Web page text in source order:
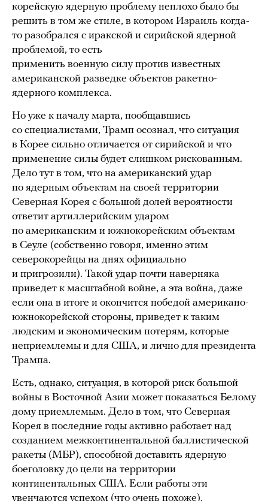
корейскую ядерную проблему неплохо было бы
решить в том же стиле, в котором Израиль когда-
то разобрался с иракской и сирийской ядерной
проблемой, то есть
применить военную силу против известных
американской разведке объектов ракетно-
ядерного комплекса.
Но уже к началу марта, пообщавшись
со специалистами, Трамп осознал, что ситуация
в Корее сильно отличается от сирийской и что
применение силы будет слишком рискованным.
Дело тут в том, что на американский удар
по ядерным объектам на своей территории
Северная Корея с большой долей вероятности
ответит артиллерийским ударом
по американским и южнокорейским объектам
в Сеуле (собственно говоря, именно этим
северокорейцы на днях официально
и пригрозили). Такой удар почти наверняка
приведет к масштабной войне, а эта война, даже
если она в итоге и окончится победой американо-
южнокорейской стороны, приведет к таким
людским и экономическим потерям, которые
неприемлемы и для США, и лично для президента
Трампа.
Есть, однако, ситуация, в которой риск большой
войны в Восточной Азии может показаться Белому
дому приемлемым. Дело в том, что Северная
Корея в последние годы активно работает над
созданием межконтинентальной баллистической
ракеты (МБР), способной доставить ядерную
боеголовку до цели на территории
континентальных США. Если работы эти
увенчаются успехом (что очень похоже),